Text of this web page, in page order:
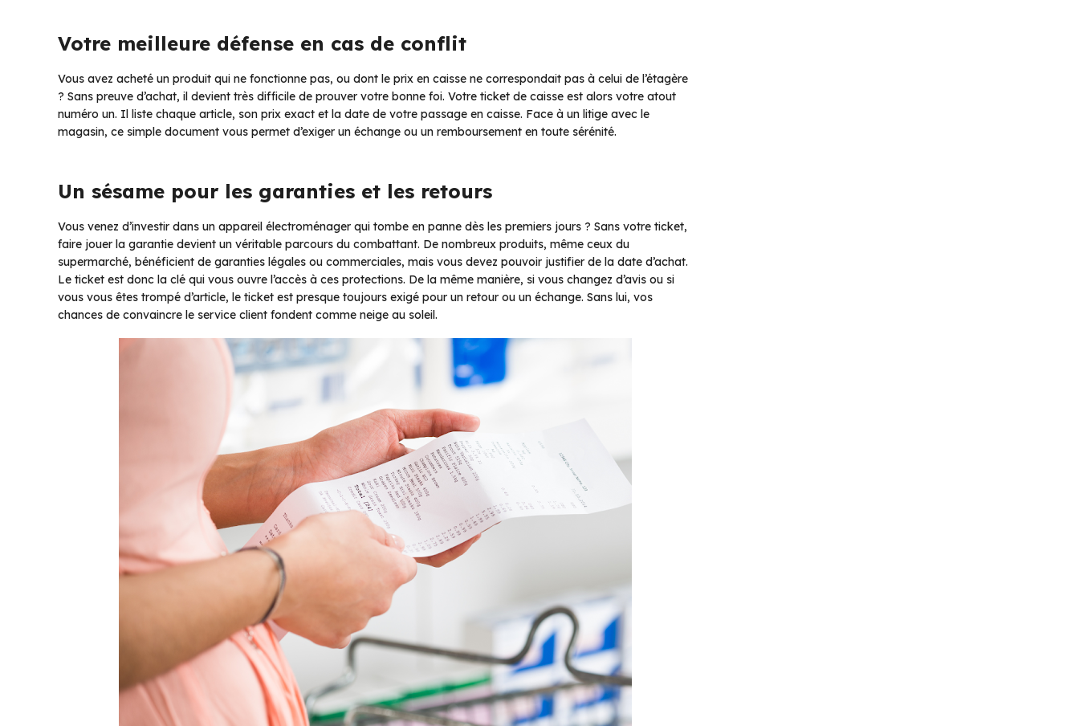
Votre meilleure défense en cas de conflit
Vous avez acheté un produit qui ne fonctionne pas, ou dont le prix en caisse ne correspondait pas à celui de l’étagère
? Sans preuve d’achat, il devient très difficile de prouver votre bonne foi. Votre ticket de caisse est alors votre atout
numéro un. Il liste chaque article, son prix exact et la date de votre passage en caisse. Face à un litige avec le
magasin, ce simple document vous permet d’exiger un échange ou un remboursement en toute sérénité.
Un sésame pour les garanties et les retours
Vous venez d’investir dans un appareil électroménager qui tombe en panne dès les premiers jours ? Sans votre ticket,
faire jouer la garantie devient un véritable parcours du combattant. De nombreux produits, même ceux du
supermarché, bénéficient de garanties légales ou commerciales, mais vous devez pouvoir justifier de la date d’achat.
Le ticket est donc la clé qui vous ouvre l’accès à ces protections. De la même manière, si vous changez d’avis ou si
vous vous êtes trompé d’article, le ticket est presque toujours exigé pour un retour ou un échange. Sans lui, vos
chances de convaincre le service client fondent comme neige au soleil.